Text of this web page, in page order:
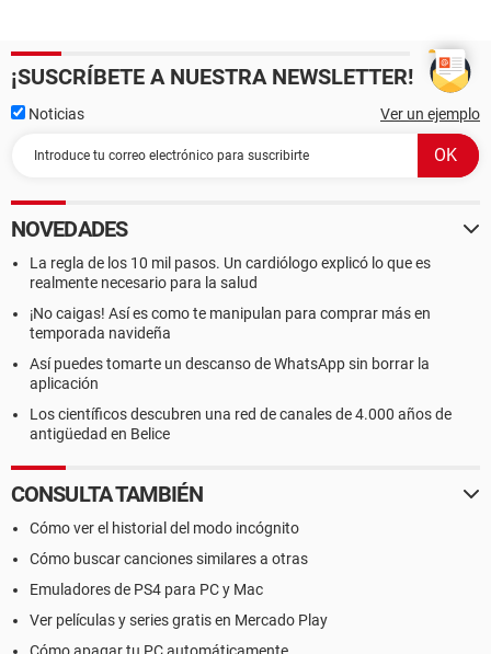
¡SUSCRÍBETE A NUESTRA NEWSLETTER!
Noticias Ver un ejemplo
NOVEDADES
La regla de los 10 mil pasos. Un cardiólogo explicó lo que es
realmente necesario para la salud
¡No caigas! Así es como te manipulan para comprar más en
temporada navideña
Así puedes tomarte un descanso de WhatsApp sin borrar la
aplicación
Los científicos descubren una red de canales de 4.000 años de
antigüedad en Belice
CONSULTA TAMBIÉN
Cómo ver el historial del modo incógnito
Cómo buscar canciones similares a otras
Emuladores de PS4 para PC y Mac
Ver películas y series gratis en Mercado Play